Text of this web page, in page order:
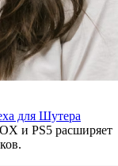
для Шутера
и PS5 расширяет